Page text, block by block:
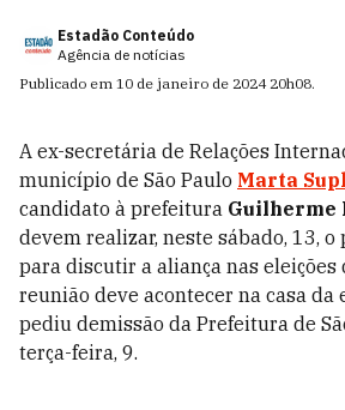
Estadão Conteúdo
Agência de notícias
Publicado em 10 de janeiro de 2024 20h08.
A ex-secretária de Relações
município de São Paulo Marta
candidato à prefeitura Guilherme
devem realizar, neste sábado, 13,
para discutir a aliança nas eleições
reunião deve acontecer na casa da
pediu demissão da Prefeitura de
terça-feira, 9.